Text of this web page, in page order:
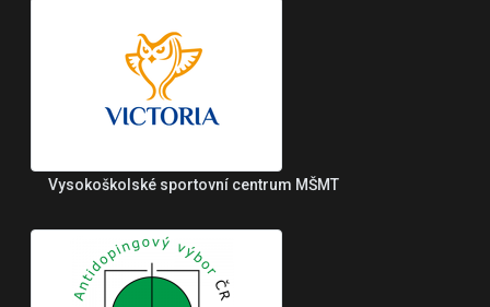
Vysokoškolské sportovní centrum MŠMT